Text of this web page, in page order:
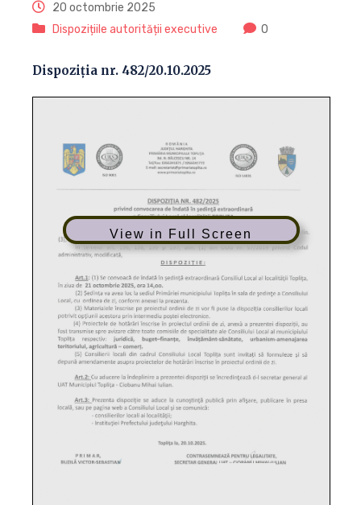
20 octombrie 2025
Dispozițiile autorității executive
0
Dispoziția nr. 482/20.10.2025
View in Full Screen